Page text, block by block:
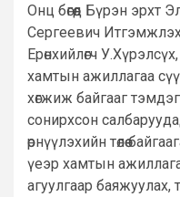
Онц бөгөөд Бүрэн
Сергеевич Итгэмжлэх
Ерөнхийлөгч
хамтын ажиллагаа
хөгжиж байгааг
сонирхсон
өрнүүлэхийн төлөө
үеэр хамтын
агуулгаар баяжуулах,